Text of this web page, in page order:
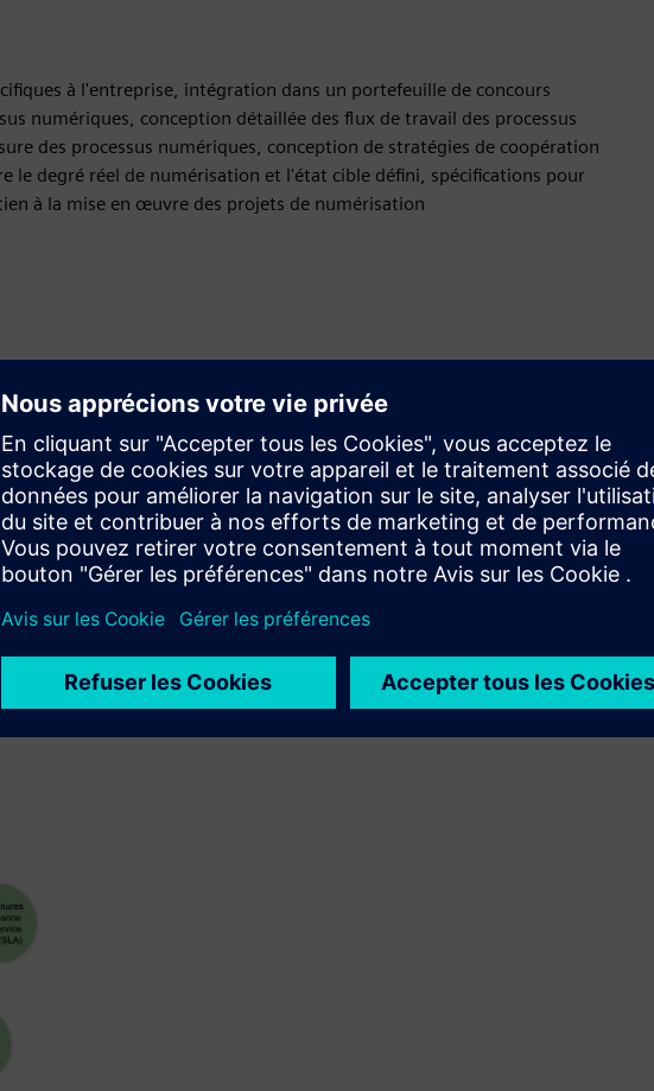
à l'entreprise, intégration dans un portefeuille de concours
numériques, conception détaillée des flux de travail des processus
des processus numériques, conception de stratégies de coopération
le degré réel de numérisation et l'état cible défini, spécifications pour
à la mise en œuvre des projets de numérisation